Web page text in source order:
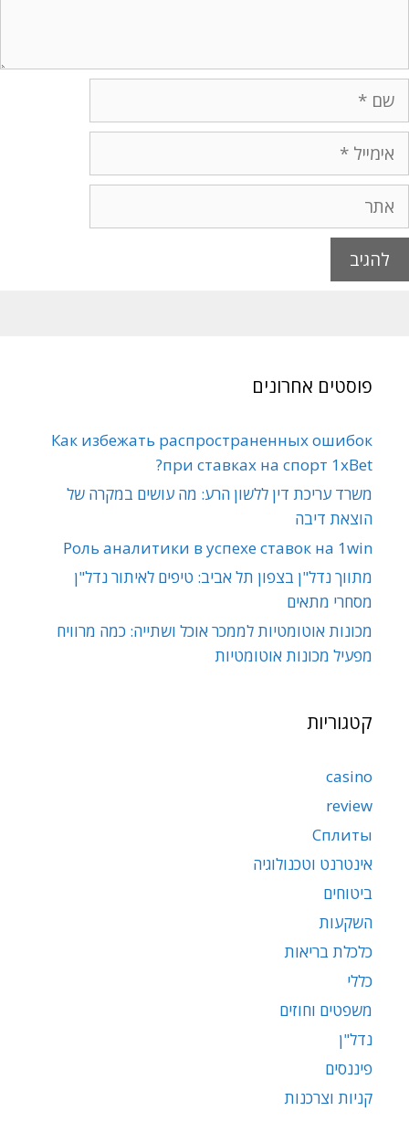
פוסטים אחרונים
Как избежать распространенных ошибок
при ставках на спорт 1xBet?
משרד עריכת דין ללשון הרע: מה עושים במקרה של
הוצאת דיבה
Роль аналитики в успехе ставок на 1win
מתווך נדל"ן בצפון תל אביב: טיפים לאיתור נדל"ן
מסחרי מתאים
מכונות אוטומטיות לממכר אוכל ושתייה: כמה מרוויח
מפעיל מכונות אוטומטיות
קטגוריות
casino
review
Сплиты
אינטרנט וטכנולוגיה
ביטוחים
השקעות
כלכלת בריאות
כללי
משפטים וחוזים
נדל"ן
פיננסים
קניות וצרכנות